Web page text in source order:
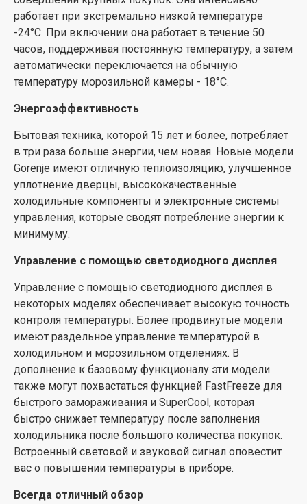
работает при экстремально низкой температуре
-24°C. При включении она работает в течение 50
часов, поддерживая постоянную температуру, а затем
автоматически переключается на обычную
температуру морозильной камеры - 18°C.
Энергоэффективность
Бытовая техника, которой 15 лет и более, потребляет
в три раза больше энергии, чем новая. Новые модели
Gorenje имеют отличную теплоизоляцию, улучшенное
уплотнение дверцы, высококачественные
холодильные компоненты и электронные системы
управления, которые сводят потребление энергии к
минимуму.
Управление с помощью светодиодного дисплея
Управление с помощью светодиодного дисплея в
некоторых моделях обеспечивает высокую точность
контроля температуры. Более продвинутые модели
имеют раздельное управление температурой в
холодильном и морозильном отделениях. В
дополнение к базовому функционалу эти модели
также могут похвастаться функцией FastFreeze для
быстрого замораживания и SuperCool, которая
быстро снижает температуру после заполнения
холодильника после большого количества покупок.
Встроенный световой и звуковой сигнал оповестит
вас о повышении температуры в приборе.
Всегда отличный обзор